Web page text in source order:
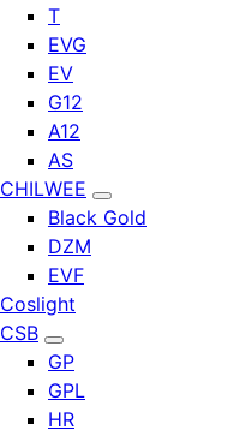
T
EVG
EV
G12
A12
AS
CHILWEE
Black Gold
DZM
EVF
Coslight
CSB
GP
GPL
HR